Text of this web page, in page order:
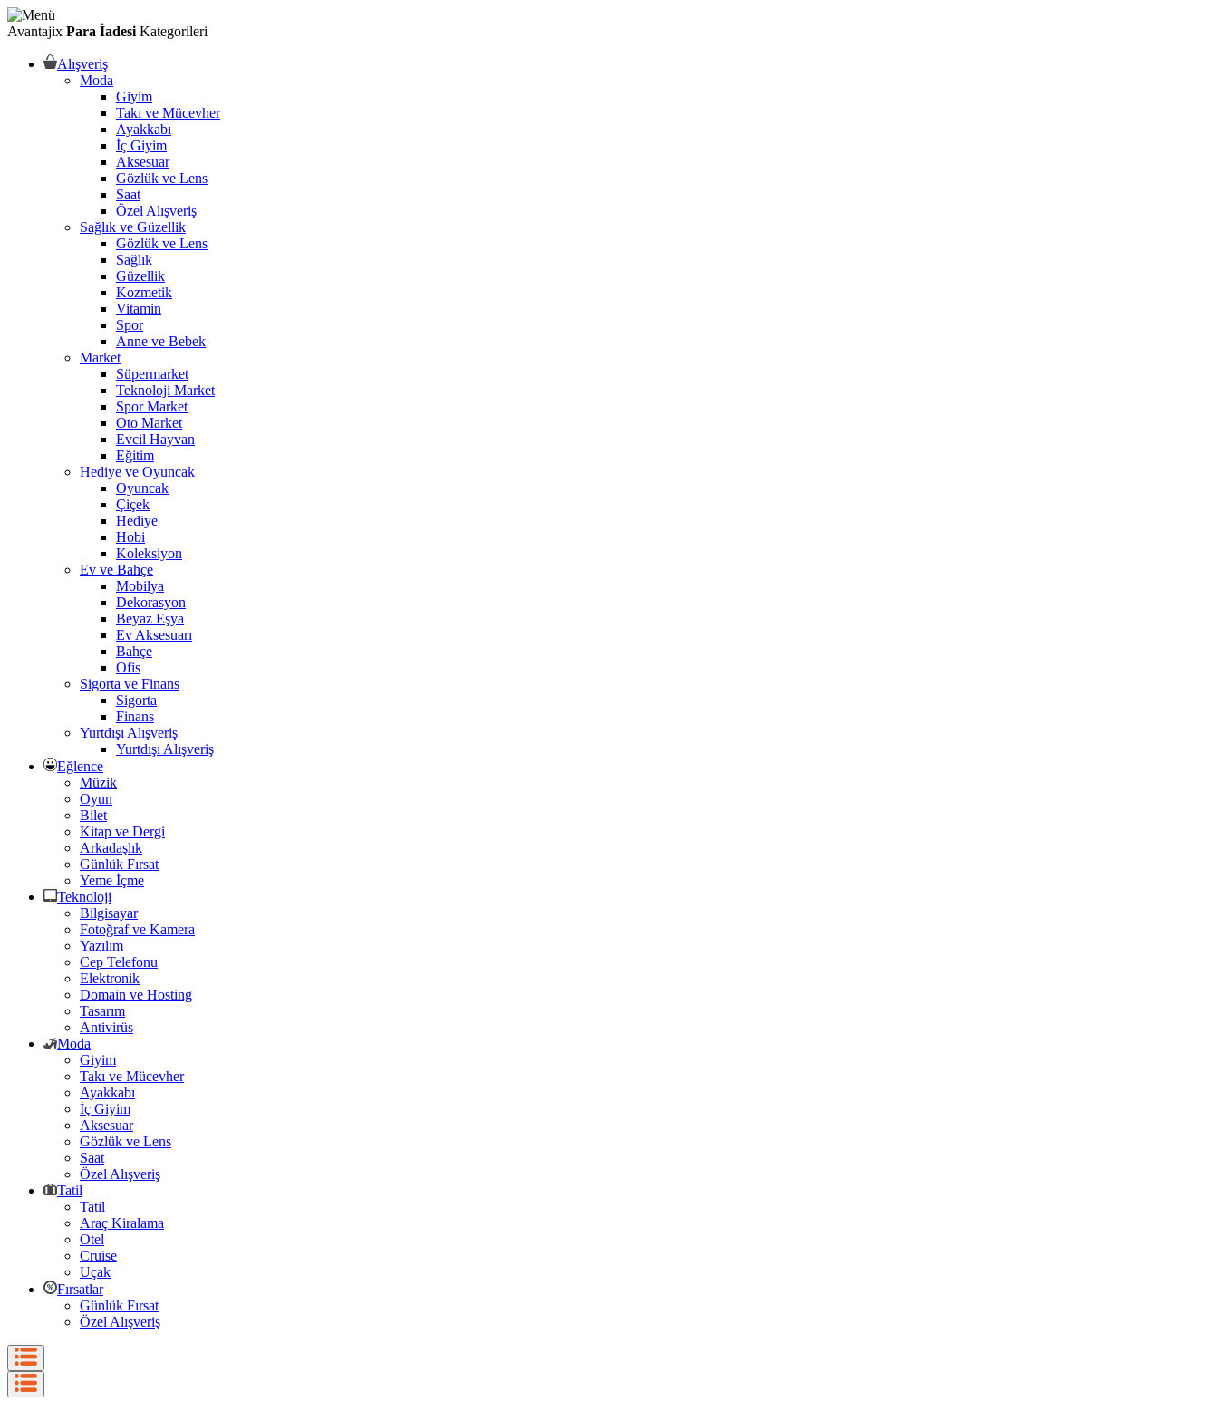
Avantajix Para İadesi Kategorileri
Alışveriş
Moda
Giyim
Takı ve Mücevher
Ayakkabı
İç Giyim
Aksesuar
Gözlük ve Lens
Saat
Özel Alışveriş
Sağlık ve Güzellik
Gözlük ve Lens
Sağlık
Güzellik
Kozmetik
Vitamin
Spor
Anne ve Bebek
Market
Süpermarket
Teknoloji Market
Spor Market
Oto Market
Evcil Hayvan
Eğitim
Hediye ve Oyuncak
Oyuncak
Çiçek
Hediye
Hobi
Koleksiyon
Ev ve Bahçe
Mobilya
Dekorasyon
Beyaz Eşya
Ev Aksesuarı
Bahçe
Ofis
Sigorta ve Finans
Sigorta
Finans
Yurtdışı Alışveriş
Yurtdışı Alışveriş
Eğlence
Müzik
Oyun
Bilet
Kitap ve Dergi
Arkadaşlık
Günlük Fırsat
Yeme İçme
Teknoloji
Bilgisayar
Fotoğraf ve Kamera
Yazılım
Cep Telefonu
Elektronik
Domain ve Hosting
Tasarım
Antivirüs
Moda
Giyim
Takı ve Mücevher
Ayakkabı
İç Giyim
Aksesuar
Gözlük ve Lens
Saat
Özel Alışveriş
Tatil
Tatil
Araç Kiralama
Otel
Cruise
Uçak
Fırsatlar
Günlük Fırsat
Özel Alışveriş